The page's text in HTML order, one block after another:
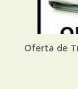
Oferta de